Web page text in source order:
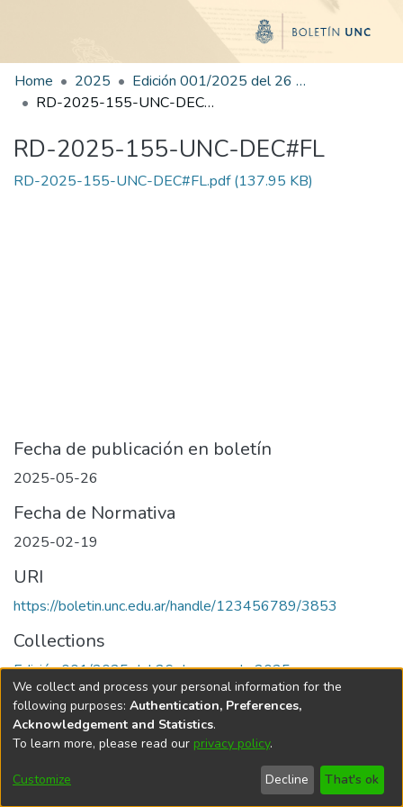
Home 2025
Edición 001/2025 del 26 de mayo de 2025
RD-2025-155-UNC-DEC#FL
RD-2025-155-UNC-DEC#FL
RD-2025-155-UNC-DEC#FL.pdf(137.95 KB)
Fecha de publicación en boletín
2025-05-26
Fecha de Normativa
2025-02-19
URI
https://boletin.unc.edu.ar/handle/123456789/3853
Collections
Edición 001/2025 del 26 de mayo de 2025
Universidad Nacional de Córdoba
We collect and process your personal information for the
following purposes: Authentication, Preferences,
Acknowledgement and Statistics.
To learn more, please read our privacy policy.
Customize Decline That's ok